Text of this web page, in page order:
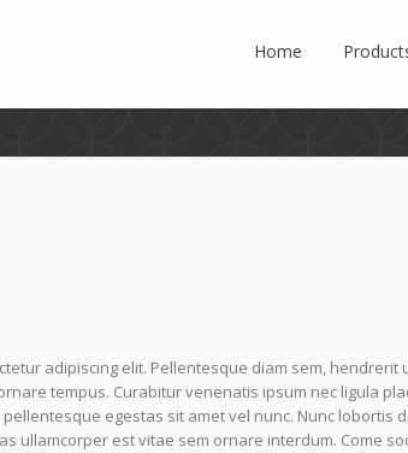
Home
adipiscing elit. Pellentesque diam sem,
tempus. Curabitur venenatis ipsum nec ligula
egestas sit amet vel nunc. Nunc lobortis
ullamcorper est vitae sem ornare interdum. Come